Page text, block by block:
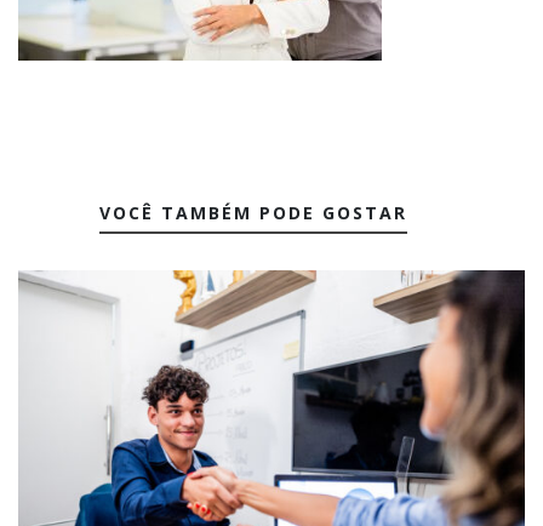
VOCÊ TAMBÉM PODE GOSTAR